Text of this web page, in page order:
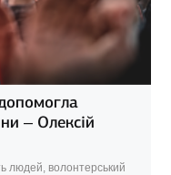
– Олексій
людей, волонтерський